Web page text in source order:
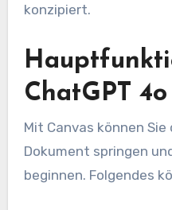
konzipiert.
ChatGPT
Mit Canvas können
Dokument springen
beginnen. Folgendes